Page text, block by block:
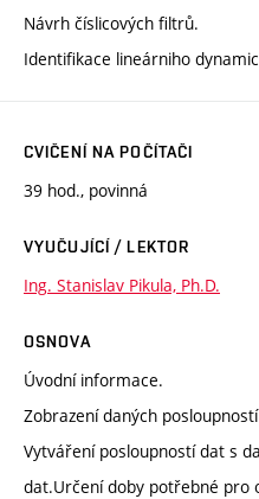
Návrh číslicových filtrů.
Identifikace lineárniho
CVIČENÍ NA POČÍTAČI
39 hod., povinná
VYUČUJÍCÍ / LEKTOR
Ing. Stanislav Pikula, Ph.D.
OSNOVA
Úvodní informace.
Zobrazení daných
Vytváření posloupností dat s
dat.Určení doby potřebné pro